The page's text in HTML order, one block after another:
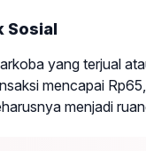
Sosial
yang terjual
mencapai
menjadi